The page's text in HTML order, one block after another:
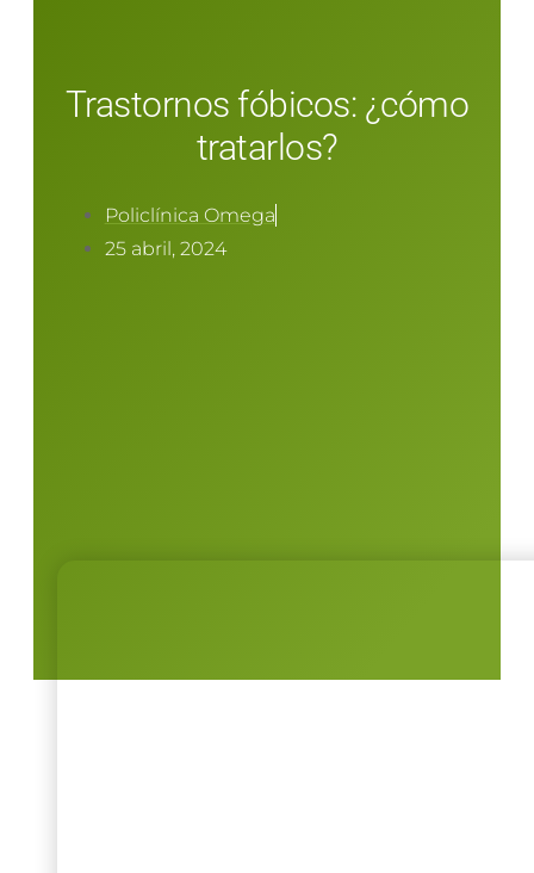
Trastornos fóbicos: ¿cómo
tratarlos?
Policlínica Omega
25 abril, 2024